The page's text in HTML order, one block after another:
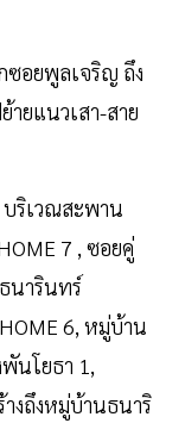
อยพูลเจริญ ถึง
ยแนวเสา-สาย
บริเวณสะพาน
7 , ซอยคู่
นารินทร์
6, หมู่บ้าน
นโยธา 1,
งถึงหมู่บ้านธนาริ